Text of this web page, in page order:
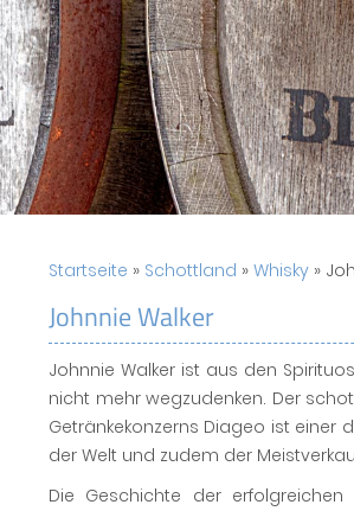
Startseite » Schottland » Whisky »
Johnnie Walker
Johnnie Walker ist aus den
nicht mehr wegzudenken. Der
Getränkekonzerns Diageo ist einer
der Welt und zudem der
Die Geschichte der erfolgreichen